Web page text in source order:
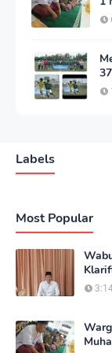
Labels
Most Popular